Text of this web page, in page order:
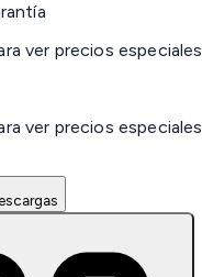
ver precios especiales
ver precios especiales